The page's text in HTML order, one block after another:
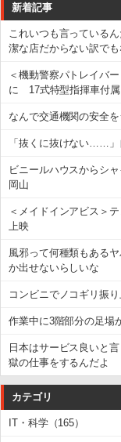
新着記事
これいつも言っている
潔な店だからない訳で
＜機動警察パトレイバ
に 17式特型指揮車付属
なんで交通機関の安全
「抜くに抜けない……」
ビニールハウスからシ
岡山
＜メイドインアビス＞
上映
風邪って何種類もある
か出せないらしいな
コンビニでノコギリ振
作業中に3階部分の足
日本はサービス良いと
獄の仕事をするんだよ
カテゴリ
IT・科学（165）